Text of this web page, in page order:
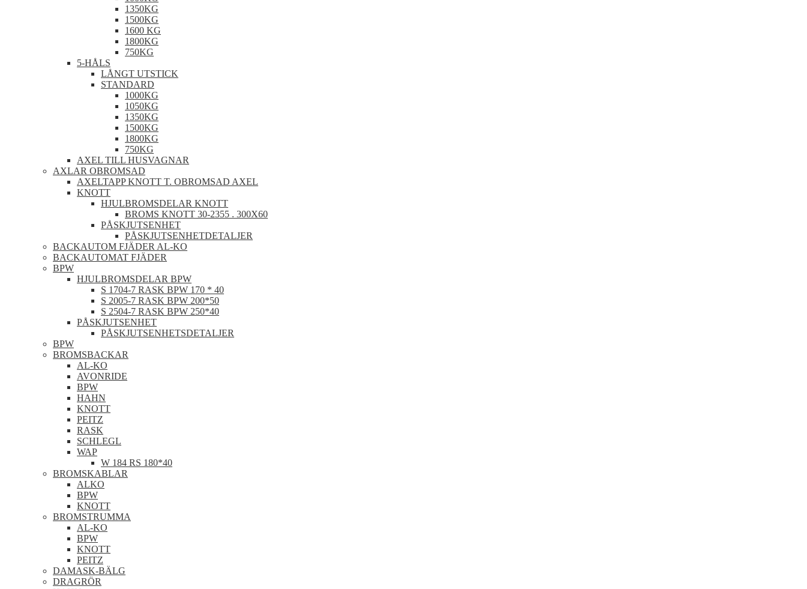
1350KG
1500KG
1600 KG
1800KG
750KG
5-HÅLS
LÅNGT UTSTICK
STANDARD
1000KG
1050KG
1350KG
1500KG
1800KG
750KG
AXEL TILL HUSVAGNAR
AXLAR OBROMSAD
AXELTAPP KNOTT T. OBROMSAD AXEL
KNOTT
HJULBROMSDELAR KNOTT
BROMS KNOTT 30-2355 . 300X60
PÅSKJUTSENHET
PÅSKJUTSENHETDETALJER
BACKAUTOM FJÄDER AL-KO
BACKAUTOMAT FJÄDER
BPW
HJULBROMSDELAR BPW
S 1704-7 RASK BPW 170 * 40
S 2005-7 RASK BPW 200*50
S 2504-7 RASK BPW 250*40
PÅSKJUTSENHET
PÅSKJUTSENHETSDETALJER
BPW
BROMSBACKAR
AL-KO
AVONRIDE
BPW
HAHN
KNOTT
PEITZ
RASK
SCHLEGL
WAP
W 184 RS 180*40
BROMSKABLAR
ALKO
BPW
KNOTT
BROMSTRUMMA
AL-KO
BPW
KNOTT
PEITZ
DAMASK-BÄLG
DRAGRÖR